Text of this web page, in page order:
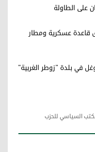
على الطاولة
قاعدة عسكرية ومطار
في بلدة "زوطر الغربية"
السياسي للحزب